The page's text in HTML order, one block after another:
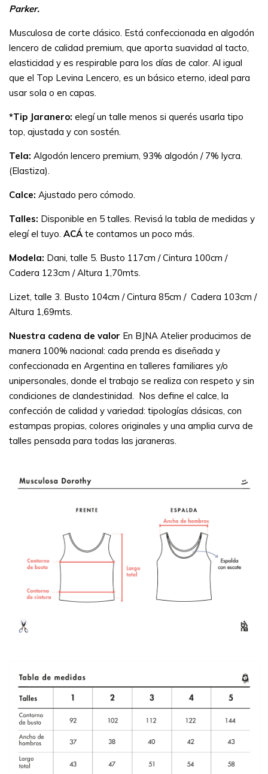
Parker.
Musculosa de corte clásico. Está confeccionada en algodón
lencero de calidad premium, que aporta suavidad al tacto,
elasticidad y es respirable para los días de calor. Al igual
que el Top Levina Lencero, es un básico eterno, ideal para
usar sola o en capas.
*Tip Jaranero: elegí un talle menos si querés usarla tipo
top, ajustada y con sostén.
Tela: Algodón lencero premium, 93% algodón / 7% lycra.
(Elastiza).
Calce: Ajustado pero cómodo.
Talles: Disponible en 5 talles. Revisá la tabla de medidas y
elegí el tuyo. ACÁ te contamos un poco más.
Modela: Dani, talle 5. Busto 117cm / Cintura 100cm /
Cadera 123cm / Altura 1,70mts.
Lizet, talle 3. Busto 104cm / Cintura 85cm / Cadera 103cm /
Altura 1,69mts.
Nuestra cadena de valor En BJNA Atelier producimos de
manera 100% nacional: cada prenda es diseñada y
confeccionada en Argentina en talleres familiares y/o
unipersonales, donde el trabajo se realiza con respeto y sin
condiciones de clandestinidad. Nos define el calce, la
confección de calidad y variedad: tipologías clásicas, con
estampas propias, colores originales y una amplia curva de
talles pensada para todas las jaraneras.